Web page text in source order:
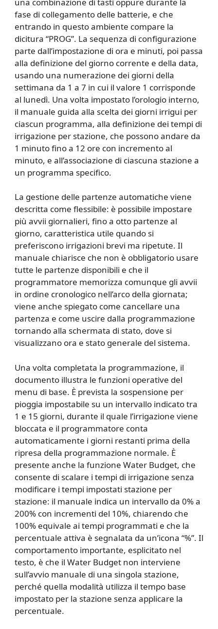
fase di collegamento delle batterie, e che
entrando in questo ambiente compare la
dicitura “PROG”. La sequenza di configurazione
parte dall’impostazione di ora e minuti, poi passa
alla definizione del giorno corrente e della data,
usando una numerazione dei giorni della
settimana da 1 a 7 in cui il valore 1 corrisponde
al lunedì. Una volta impostato l’orologio interno,
il manuale guida alla scelta dei giorni irrigui per
ciascun programma, alla definizione dei tempi di
irrigazione per stazione, che possono andare da
1 minuto fino a 12 ore con incremento al
minuto, e all’associazione di ciascuna stazione a
un programma specifico.
La gestione delle partenze automatiche viene
descritta come flessibile: è possibile impostare
più avvii giornalieri, fino a otto partenze al
giorno, caratteristica utile quando si
preferiscono irrigazioni brevi ma ripetute. Il
manuale chiarisce che non è obbligatorio usare
tutte le partenze disponibili e che il
programmatore memorizza comunque gli avvii
in ordine cronologico nell’arco della giornata;
viene anche spiegato come cancellare una
partenza e come uscire dalla programmazione
tornando alla schermata di stato, dove si
visualizzano ora e stato generale del sistema.
Una volta completata la programmazione, il
documento illustra le funzioni operative del
menu di base. È prevista la sospensione per
pioggia impostabile su un intervallo indicato tra
1 e 15 giorni, durante il quale l’irrigazione viene
bloccata e il programmatore conta
automaticamente i giorni restanti prima della
ripresa della programmazione normale. È
presente anche la funzione Water Budget, che
consente di scalare i tempi di irrigazione senza
modificare i tempi impostati stazione per
stazione: il manuale indica un intervallo da 0% a
200% con incrementi del 10%, chiarendo che
100% equivale ai tempi programmati e che la
percentuale attiva è segnalata da un’icona “%”. Il
comportamento importante, esplicitato nel
testo, è che il Water Budget non interviene
sull’avvio manuale di una singola stazione,
perché quella modalità utilizza il tempo base
impostato per la stazione senza applicare la
percentuale.